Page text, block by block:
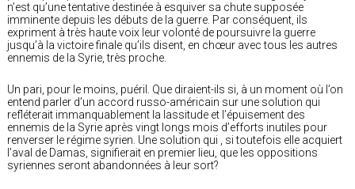
n’est qu’une tentative destinée à esquiver sa chute supposée
imminente depuis les débuts de la guerre. Par conséquent, ils
expriment à très haute voix leur volonté de poursuivre la guerre
jusqu’à la victoire finale qu’ils disent, en chœur avec tous les autres
ennemis de la Syrie, très proche.
Un pari, pour le moins, puéril. Que diraient-ils si, à un moment où l’on
entend parler d’un accord russo-américain sur une solution qui
refléterait immanquablement la lassitude et l’épuisement des
ennemis de la Syrie après vingt longs mois d’efforts inutiles pour
renverser le régime syrien. Une solution qui , si toutefois elle acquiert
l’aval de Damas, signifierait en premier lieu, que les oppositions
syriennes seront abandonnées à leur sort?